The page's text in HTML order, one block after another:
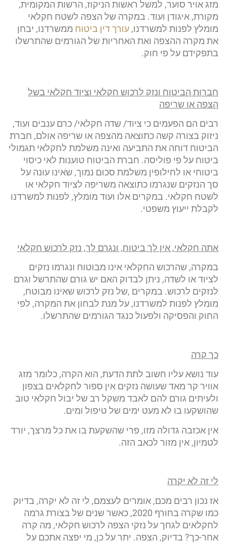
מזג אויר סוער, למשל ראשות הניקוז, הרשות המקומית,
מקורת, איגודן ועוד. במקרה של הצפה לשטח חקלאי
מומלץ לפנות למשרדנו, עורך דין ביטוח ממשרדנו, יבחן
את מקרה ההצפה ואת האחריות של הגורמים שהתרשלו
בתפקידם על פי חוק.
חברות הביטוח ונזק לרכוש חקלאי וציוד חקלאי בשל
הצפה או שריפה
רבים הם הפעמים כי ציוד/ שדה חקלאי/ כרם ענבים ועוד,
ניזוק בצורה קשה כתוצאה מהצפה או שריפה אולם, חברת
הביטוח דוחה את התביעה ואינה משלמת לחקלאי תגמולי
ביטוח על פי פוליסה. חברת הביטוח טוענות לאי כיסוי
ביטוחי או לחילופין משלמת סכום נמוך, שאינו עונה על
סך הנזקים שנגרמו כתוצאה משריפה לציוד חקלאי או
לשטח חקלאי. במקרים אלו ועוד מומלץ, לפנות למשרדנו
לקבלת ייעוץ משפטי.
אתה חקלאי, אין לך ביטוח, ונגרם לך, נזק לרכוש חקלאי
במקרה, שהרכוש החקלאי אינו מבוטוח ונגרמו נזקים
לציוד או לשדה, ניתן לבדוק האם יש גורם שהתרשל וגרם
לנזקים לרכוש. במקרים ,של נזק לרכוש שאינו מבוטח,
מומלץ לפנות למשרדנו, על מנת לבחון את המקרה, לפי
החוק והפסיקה ולפעול כנגד הגורמים שהתרשלו.
כך קרה
עוד נושא עליו חשוב לתת הדעת, הוא הקרה, כלומר מזג
אוויר קר מאד שעושה נזקים אין ספור לחקלאים בצפון
ולעיתים גורם להם לאבד משקל רב של יבול חקלאי טוב
שהושקעו בו לא מעט ימים של טיפול ומים.
אין אכזבה גדולה מזו, פרי שהשקעת בו את כל מרצך, יורד
לטמיון, אין מזור לכאב הזה.
לי זה לא יקרה
אז נכון רבים מכם, אומרים לעצמם, לי זה לא יקרה, בדיוק
כמו שקרה בחורף 2020, כאשר שנים של בצורת גרמה
לחקלאים לגחך על נזקי הצפה לרכוש חקלאי, מה קרה
אחר-כך? בדיוק, הצפה. יתר על כן, מי יפצה אתכם על